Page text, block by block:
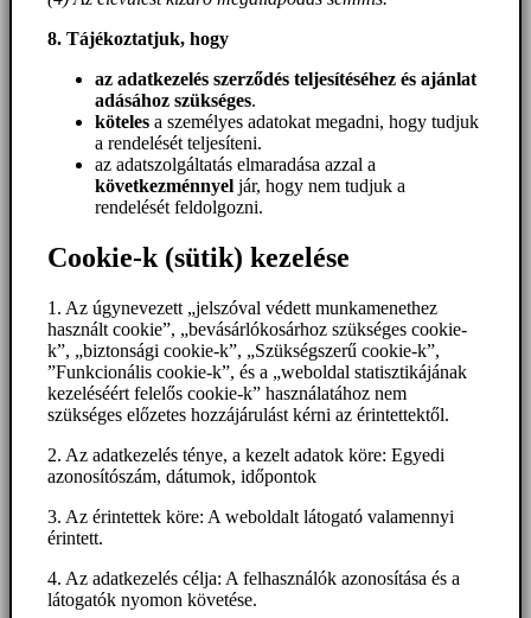
8. Tájékoztatjuk, hogy
az adatkezelés szerződés teljesítéséhez és ajánlat
adásához szükséges.
köteles a személyes adatokat megadni, hogy tudjuk
a rendelését teljesíteni.
az adatszolgáltatás elmaradása azzal a
következménnyel jár, hogy nem tudjuk a
rendelését feldolgozni.
Cookie-k (sütik) kezelése
1. Az úgynevezett „jelszóval védett munkamenethez
használt cookie”, „bevásárlókosárhoz szükséges cookie-
k”, „biztonsági cookie-k”, „Szükségszerű cookie-k”,
”Funkcionális cookie-k”, és a „weboldal statisztikájának
kezeléséért felelős cookie-k” használatához nem
szükséges előzetes hozzájárulást kérni az érintettektől.
2. Az adatkezelés ténye, a kezelt adatok köre: Egyedi
azonosítószám, dátumok, időpontok
3. Az érintettek köre: A weboldalt látogató valamennyi
érintett.
4. Az adatkezelés célja: A felhasználók azonosítása és a
látogatók nyomon követése.